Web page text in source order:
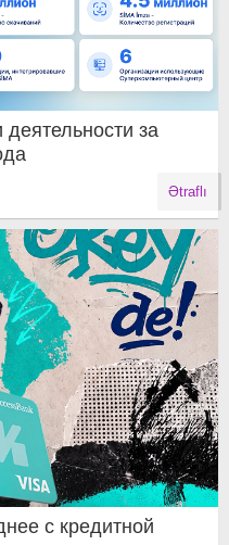
за
Ətraflı
с кредитной